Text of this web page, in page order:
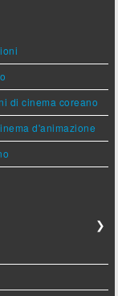
di cinema coreano
d'animazione
❯